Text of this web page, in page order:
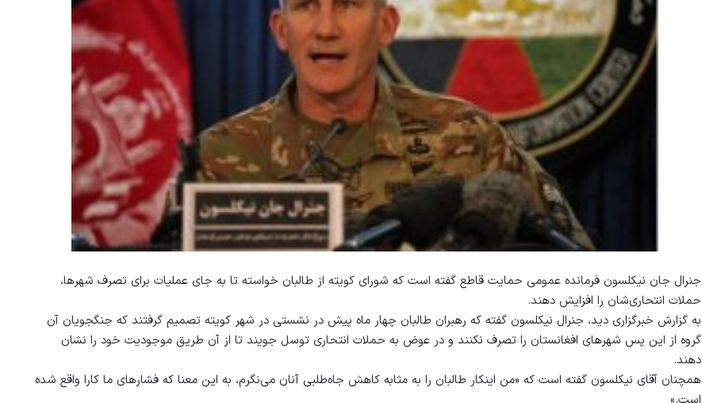
جنرال جان نیکلسون فرمانده عمومی حمایت قاطع گفته است که شورای کویته از طالبان خواسته تا به جای عملیات برای تصرف شهرها،
حملات انتحاری‌شان را افزایش دهند.
به گزارش خبرگزاری دید، جنرال نیکلسون گفته که رهبران طالبان چهار ماه پیش در نشستی در شهر کویته تصمیم گرفتند که جنگجویان آن
گروه از این پس شهرهای افغانستان را تصرف نکنند و در عوض به حملات انتحاری توسل جویند تا از آن طریق موجودیت خود را نشان
دهند.
همچنان آقای نیکلسون گفته است که «من اینکار طالبان را به مثابه کاهش جاه‌طلبی آنان می‌نگرم، به این معنا که فشارهای ما کارا واقع شده